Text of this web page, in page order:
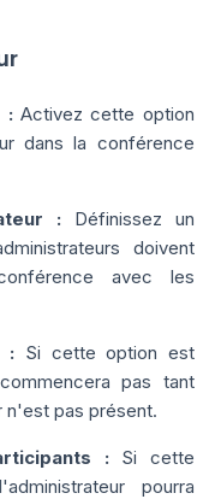
: Activez cette option
dans la conférence
: Définissez un
doivent
avec les
: Si cette option est
pas tant
n'est pas présent.
: Si cette
pourra